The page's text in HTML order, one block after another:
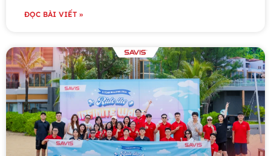
ĐỌC BÀI VIẾT »